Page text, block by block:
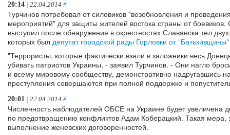
20:14 | 22.04.2014 #
Турчинов потребовал от силовиков "возобновления и
мероприятий" для защиты жителей востока страны от
выступил после обнаружения в окрестностях Славянска тел
которых был депутат городской рады Горловки от
"Террористы, которые фактически взяли в заложники весь
убивать патриотов Украины, - заявил Турчинов. - Они нагло
и всему мировому сообществу, демонстративно
преступления совершаются при полной поддержке и
20:01 | 22.04.2014 #
Численность наблюдателей ОБСЕ на Украине будет увеличена
по предотвращению конфликтов Адам Коберацкий. Такая мера,
выполнение женевских договоренностей.